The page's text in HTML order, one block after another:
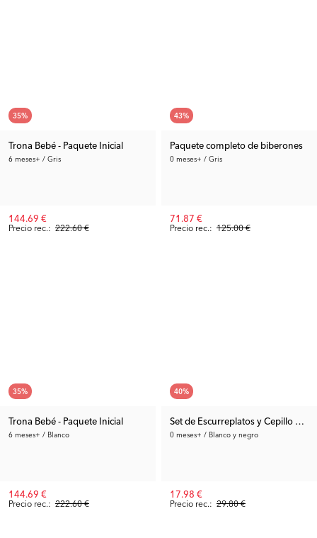
35%
Trona Bebé - Paquete Inicial
6 meses+ / Gris
Precio rec.: 222.60 €
144.69 €
43%
Paquete completo de biberones
0 meses+ / Gris
Precio rec.: 125.00 €
71.87 €
35%
Trona Bebé - Paquete Inicial
6 meses+ / Blanco
Precio rec.: 222.60 €
144.69 €
40%
Set de Escurreplatos y Cepillo de
0 meses+ / Blanco y negro
Precio rec.: 29.80 €
17.98 €